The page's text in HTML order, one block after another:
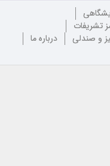
تشریفات
و صندلی
درباره ما